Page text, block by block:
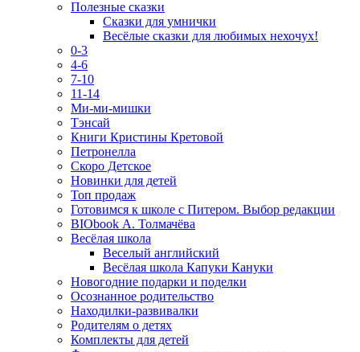
Полезные сказки
Сказки для умнички
Весёлые сказки для любимых нехочух!
0-3
4-6
7-10
11-14
Ми-ми-мишки
Тэнсай
Книги Кристины Кретовой
Петронелла
Скоро Детское
Новинки для детей
Топ продаж
Готовимся к школе с Питером. Выбор редакции
BIObook А. Толмачёва
Весёлая школа
Веселый английский
Весёлая школа Капуки Кануки
Новогодние подарки и поделки
Осознанное родительство
Находилки-развивалки
Родителям о детях
Комплекты для детей